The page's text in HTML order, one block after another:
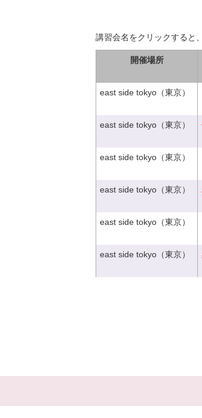
講習会名をクリックすると
開催場所
east side tokyo（東京）
east side tokyo（東京）
east side tokyo（東京）
east side tokyo（東京）
east side tokyo（東京）
east side tokyo（東京）